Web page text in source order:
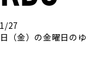
27
（金）の金曜日のゆ